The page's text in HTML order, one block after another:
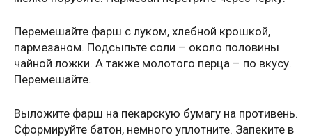
Перемешайте фарш с луком, хлебной крошкой,
пармезаном. Подсыпьте соли – около половины
чайной ложки. А также молотого перца – по вкусу.
Перемешайте.
Выложите фарш на пекарскую бумагу на противень.
Сформируйте батон, немного уплотните. Запеките в